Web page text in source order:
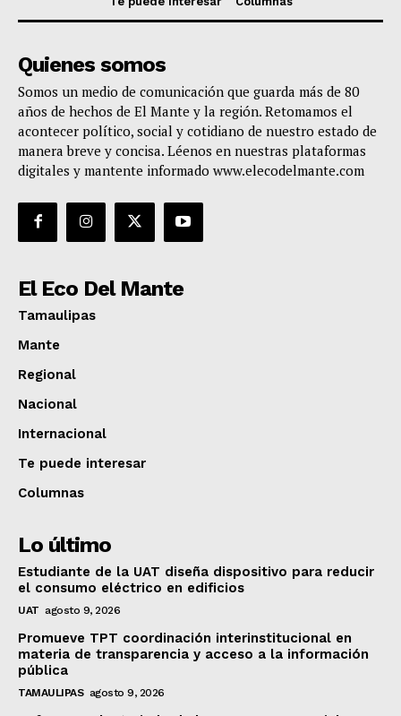
Quienes somos
Somos un medio de comunicación que guarda más de 80
años de hechos de El Mante y la región. Retomamos el
acontecer político, social y cotidiano de nuestro estado de
manera breve y concisa. Léenos en nuestras plataformas
digitales y mantente informado www.elecodelmante.com
El Eco Del Mante
Tamaulipas
Mante
Regional
Nacional
Internacional
Te puede interesar
Columnas
Lo último
Estudiante de la UAT diseña dispositivo para reducir
el consumo eléctrico en edificios
UAT agosto 9, 2026
Promueve TPT coordinación interinstitucional en
materia de transparencia y acceso a la información
pública
TAMAULIPAS agosto 9, 2026